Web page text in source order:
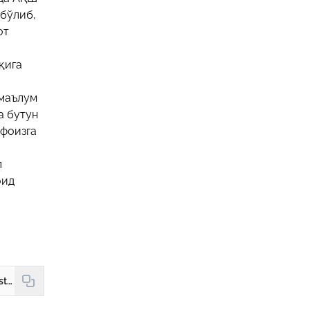
бутун
https://hudud24.uz/news/uzbekistonliklar-daromadining-deyarli-yarmini-ozik-ovkatga-sarflamokda